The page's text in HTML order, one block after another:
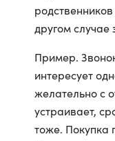
другом случае
Пример.
интересует
желательно с
устраивает,
тоже. Покупка